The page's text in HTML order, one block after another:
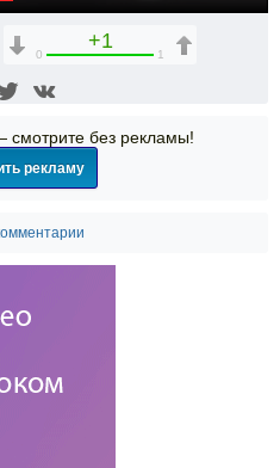
+1
0 1
смотрите без рекламы!
рекламу